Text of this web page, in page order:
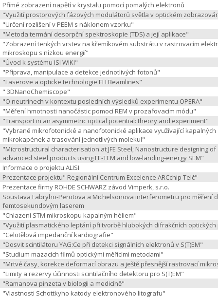
Přímé zobrazení napětí v krystalu pomocí pomalých elektronů
"Využití prostorových fázových modulátorů světla v optickém
"Určení rozlišení v PEEM s náklonem vzorku"
"Metoda termání desorpční spektroskopie (TDS) a její aplikace"
"Zobrazení tenkých vrstev na křemíkovém substrátu v rastrovacím
mikroskopu s nízkou energií"
"Úvod k systému ISI WIKI"
"Příprava, manipulace a detekce jednotlivých fotonů"
"Laserove a opticke technologie ELI Beamlines"
" 3DNanoChemiscope"
"O neutrinech v kontextu posledních výsledků experimentu OPERA"
"Měření hmotnosti nanočástic pomocí REM v prozařovacím módu"
"Transport in an asymmetric optical potential: theory and experiment"
"Vybrané mikrofotonické a nanofotonické aplikace využívající kapalných
mikrokapének a trasování jednotlivých molekul"
"Microstructural characterisation at JFE Steel; Nanostructure designing of
advanced steel products using FE-TEM and low-landing-energy SEM"
Informace o projektu ALISI
Prezentace projektu" Regionální Centrum Excelence ARCchip Telč"
Prezentace firmy ROHDE SCHWARZ závod Vimperk, s.r.o.
Soustava Fabryho-Perotova a Michelsonova interferometru pro měření
femtosekundovým laserem
"Chlazení STM mikroskopu kapalným héliem"
"Využití plasmatického leptání při tvorbě hlubokých difrakčních
"Celotělová impedanční kardiografie"
"Dosvit scintilátoru YAG:Ce při detekci signálních elektronů v S(T)EM"
"Studium mazacích filmů optickými měřicími metodami"
"Mrtvé časy, korekce deformací obrazu a ještě přesnější rastrovací
"Limity a rezervy účinnosti scintilačního detektoru pro S(T)EM"
"Ramanova pinzeta v biologii a medicíně"
"Vlastnosti Schottkyho katody elektronového litografu"